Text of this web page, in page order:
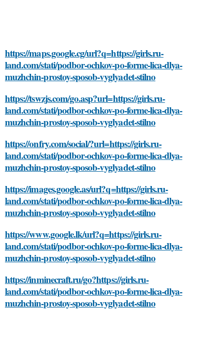
https://maps.google.cg/url?q=https://girls.ru-
land.com/stati/podbor-ochkov-po-forme-lica-dlya-
muzhchin-prostoy-sposob-vyglyadet-stilno
https://tswzjs.com/go.asp?url=https://girls.ru-
land.com/stati/podbor-ochkov-po-forme-lica-dlya-
muzhchin-prostoy-sposob-vyglyadet-stilno
https://onfry.com/social/?url=https://girls.ru-
land.com/stati/podbor-ochkov-po-forme-lica-dlya-
muzhchin-prostoy-sposob-vyglyadet-stilno
https://images.google.as/url?q=https://girls.ru-
land.com/stati/podbor-ochkov-po-forme-lica-dlya-
muzhchin-prostoy-sposob-vyglyadet-stilno
https://www.google.lk/url?q=https://girls.ru-
land.com/stati/podbor-ochkov-po-forme-lica-dlya-
muzhchin-prostoy-sposob-vyglyadet-stilno
https://inminecraft.ru/go?https://girls.ru-
land.com/stati/podbor-ochkov-po-forme-lica-dlya-
muzhchin-prostoy-sposob-vyglyadet-stilno